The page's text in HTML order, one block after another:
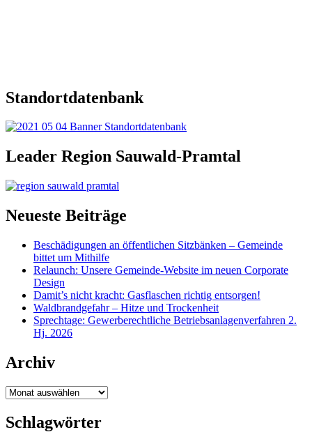
Standortdatenbank
Leader Region Sauwald-Pramtal
Neueste Beiträge
Beschädigungen an öffentlichen Sitzbänken – Gemeinde
bittet um Mithilfe
Relaunch: Unsere Gemeinde-Website im neuen Corporate
Design
Damit’s nicht kracht: Gasflaschen richtig entsorgen!
Waldbrandgefahr – Hitze und Trockenheit
Sprechtage: Gewerberechtliche Betriebsanlagenverfahren 2.
Hj. 2026
Archiv
Archiv
Schlagwörter